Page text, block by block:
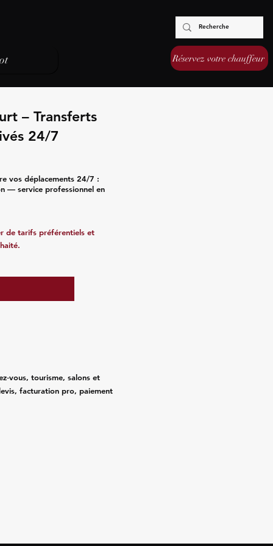
Réservez votre chauffeur
– Transferts
24/7
vos déplacements 24/7 :
— service professionnel en
de tarifs préférentiels et
tourisme, salons et
facturation pro, paiement